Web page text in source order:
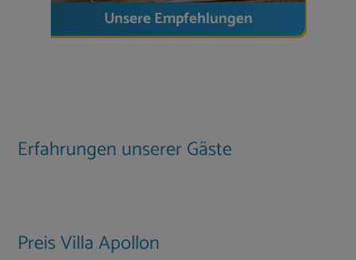
Unsere Empfehlungen
Erfahrungen unserer Gäste
Preis Villa Apollon